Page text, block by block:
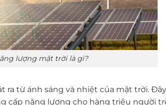
lượng mặt trời là gì?
ra từ ánh sáng và nhiệt của mặt trời.
cấp năng lượng cho hàng triệu người